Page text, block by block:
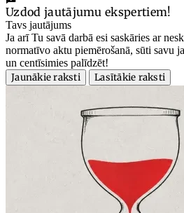
Uzdod jautājumu ekspertiem!
Tavs jautājums
Ja arī Tu savā darbā esi saskāries ar
normatīvo aktu piemērošanā, sūti savu
un centīsimies palīdzēt!
Jaunākie raksti
Lasītākie raksti